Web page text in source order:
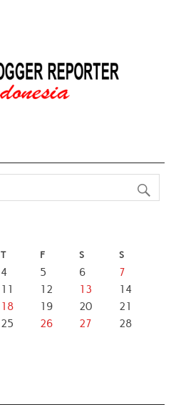
T F S S
4 5 6
7
11 12 13
14
18 19 20
21
25 26 27
28